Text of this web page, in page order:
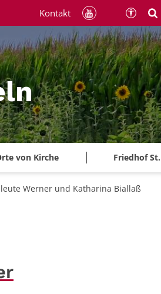
von Kirche Friedhof
Kontakt
Werner und Katharina Biallaß